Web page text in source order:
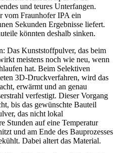
und teures Unterfangen.
vom Fraunhofer IPA ein
Sekunden Ergebnisse liefert.
könnten deshalb sinken.
Das Kunststoffpulver, das beim
meistens noch wie neu, wenn
hat. Beim Selektiven
3D-Druckverfahren, wird das
erwärmt und an genau
verfestigt. Dieser Vorgang
bis das gewünschte Bauteil
das nicht lokal
Stunden auf eine Temperatur
und am Ende des Bauprozesses
Dabei altert das Material.